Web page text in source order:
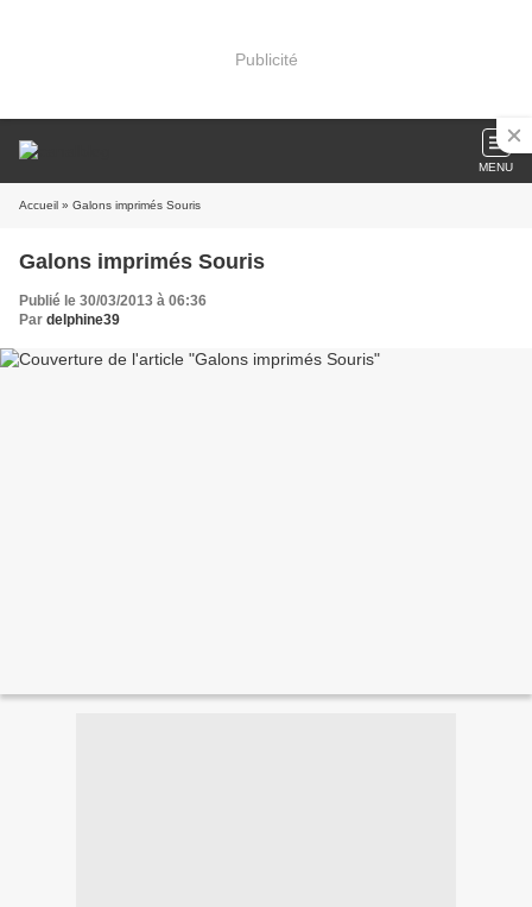
Publicité
MENU
Accueil » Galons imprimés Souris
Galons imprimés Souris
Publié le 30/03/2013 à 06:36
Par delphine39